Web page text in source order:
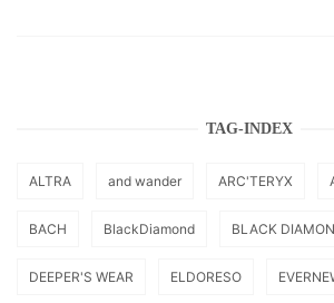
TAG-INDEX
ALTRA and wander ARC'TERYX
BACH BlackDiamond BLACK
DEEPER'S WEAR ELDORESO